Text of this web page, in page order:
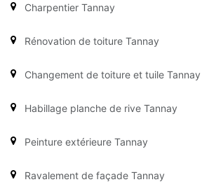
Charpentier Tannay
Rénovation de toiture Tannay
Changement de toiture et tuile Tannay
Habillage planche de rive Tannay
Peinture extérieure Tannay
Ravalement de façade Tannay